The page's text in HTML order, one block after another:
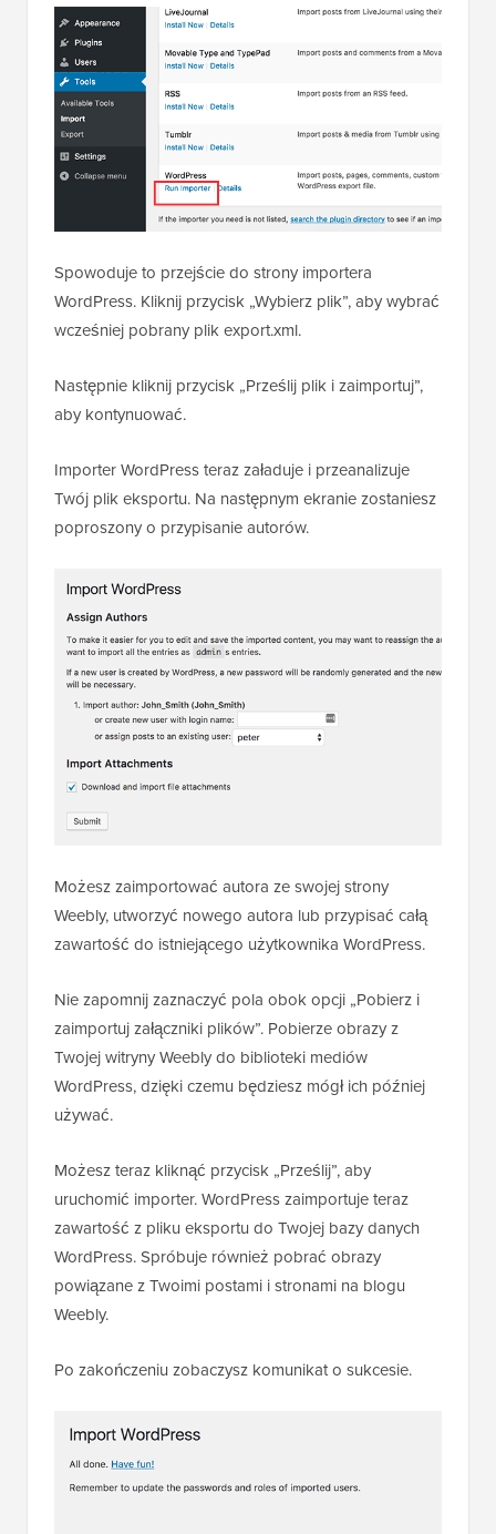
Spowoduje to przejście do strony importera
WordPress. Kliknij przycisk „Wybierz plik”, aby wybrać
wcześniej pobrany plik export.xml.
Następnie kliknij przycisk „Prześlij plik i zaimportuj”,
aby kontynuować.
Importer WordPress teraz załaduje i przeanalizuje
Twój plik eksportu. Na następnym ekranie zostaniesz
poproszony o przypisanie autorów.
Możesz zaimportować autora ze swojej strony
Weebly, utworzyć nowego autora lub przypisać całą
zawartość do istniejącego użytkownika WordPress.
Nie zapomnij zaznaczyć pola obok opcji „Pobierz i
zaimportuj załączniki plików”. Pobierze obrazy z
Twojej witryny Weebly do biblioteki mediów
WordPress, dzięki czemu będziesz mógł ich później
używać.
Możesz teraz kliknąć przycisk „Prześlij”, aby
uruchomić importer. WordPress zaimportuje teraz
zawartość z pliku eksportu do Twojej bazy danych
WordPress. Spróbuje również pobrać obrazy
powiązane z Twoimi postami i stronami na blogu
Weebly.
Po zakończeniu zobaczysz komunikat o sukcesie.